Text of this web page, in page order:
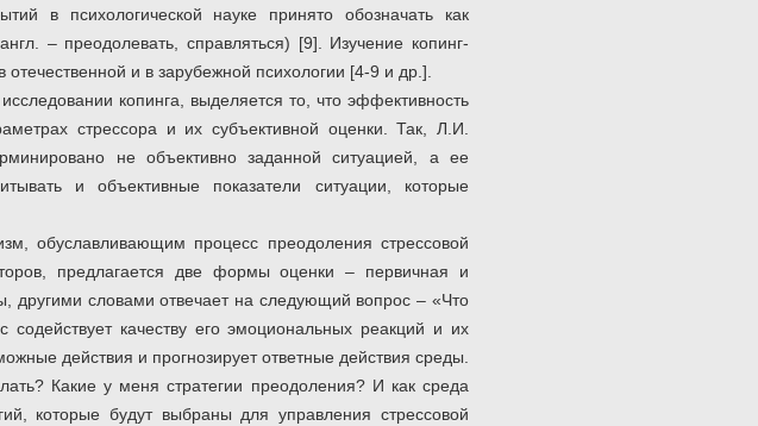
в психологической науке принято обозначать как
– преодолевать, справляться) [9]. Изучение копинг-
и в зарубежной психологии [4-9 и др.].
копинга, выделяется то, что эффективность
стрессора и их субъективной оценки. Так, Л.И.
не объективно заданной ситуацией, а ее
и объективные показатели ситуации, которые
обуславливающим процесс преодоления стрессовой
предлагается две формы оценки – первичная и
другими словами отвечает на следующий вопрос – «Что
качеству его эмоциональных реакций и их
действия и прогнозирует ответные действия среды.
Какие у меня стратегии преодоления? И как среда
которые будут выбраны для управления стрессовой